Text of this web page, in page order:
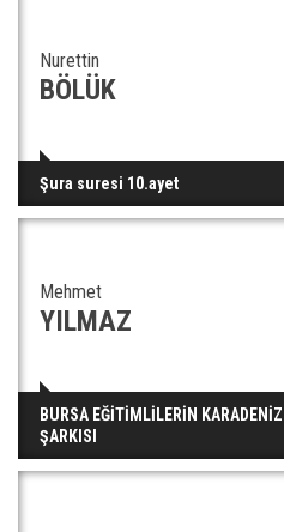
Nurettin
BÖLÜK
Şura suresi 10.ayet
Mehmet
YILMAZ
BURSA EĞİTİMLİLERİN
ŞARKISI